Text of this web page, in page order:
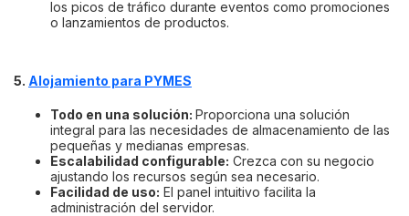
los picos de tráfico durante eventos como promociones
o lanzamientos de productos.
5. Alojamiento para PYMES
Todo en una solución: Proporciona una solución
integral para las necesidades de almacenamiento de las
pequeñas y medianas empresas.
Escalabilidad configurable: Crezca con su negocio
ajustando los recursos según sea necesario.
Facilidad de uso: El panel intuitivo facilita la
administración del servidor.